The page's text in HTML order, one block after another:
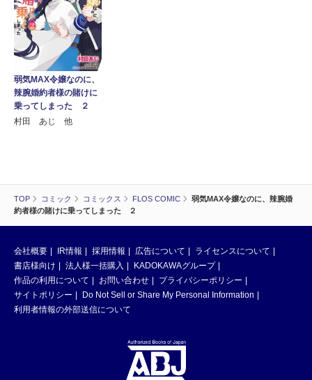
TOP コミック コミックス FLOS COMIC
弱気MAX令嬢なのに、辣腕婚
約者様の賭けに乗ってしまった ２
弱気MAX令嬢なのに、
辣腕婚約者様の賭けに
乗ってしまった ２
村田 あじ 他
会社概要 IR情報 採用情報 広告について
ライセンスについて
書店様向け
法人様一括購入
KADOKAWAグループ
作品の利用について
お問い合わせ
プライバシーポリシー
サイトポリシー
Do Not Sell or Share My Personal Information
利用者情報の外部送信について